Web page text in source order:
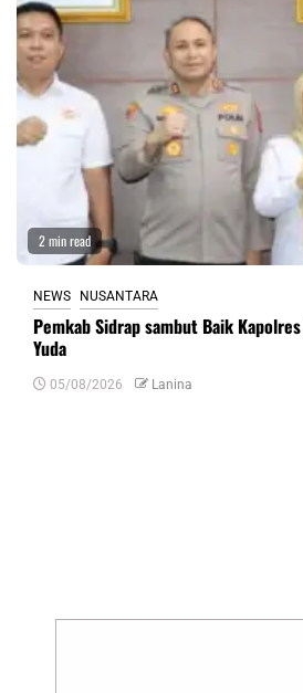
2 min read
NEWS NUSANTARA
Pemkab Sidrap sambut Baik
Yuda
05/08/2026 Lanina